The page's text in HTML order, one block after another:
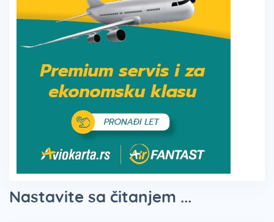
Nastavite sa čitanjem ...